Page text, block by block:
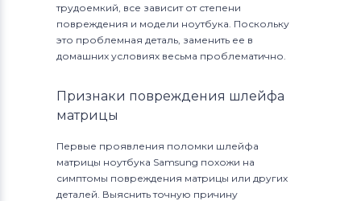
трудоемкий, все зависит от степени
повреждения и модели ноутбука. Поскольку
это проблемная деталь, заменить ее в
домашних условиях весьма проблематично.
Признаки повреждения шлейфа
матрицы
Первые проявления поломки шлейфа
матрицы ноутбука Samsung похожи на
симптомы повреждения матрицы или других
деталей. Выяснить точную причину